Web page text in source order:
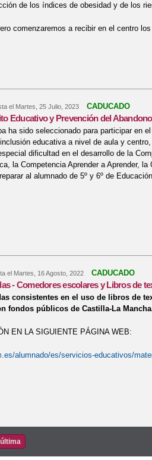
de los índices de obesidad y de los
comenzaremos a recibir en el centro
el Martes, 25 Julio, 2023 CADUCADO
Educativo y Prevención del
ha sido seleccionado para participar en
educativa a nivel de aula y
dificultad en el desarrollo de la
la Competencia Aprender a Aprender,
al alumnado de 5º y 6º de
el Martes, 16 Agosto, 2022 CADUCADO
- Comedores escolares y Libros de
consistentes en el uso de libros de
fondos públicos de Castilla-La
EN LA SIGUIENTE PÁGINA WEB:
alumnado/es/servicios-educativos/
última